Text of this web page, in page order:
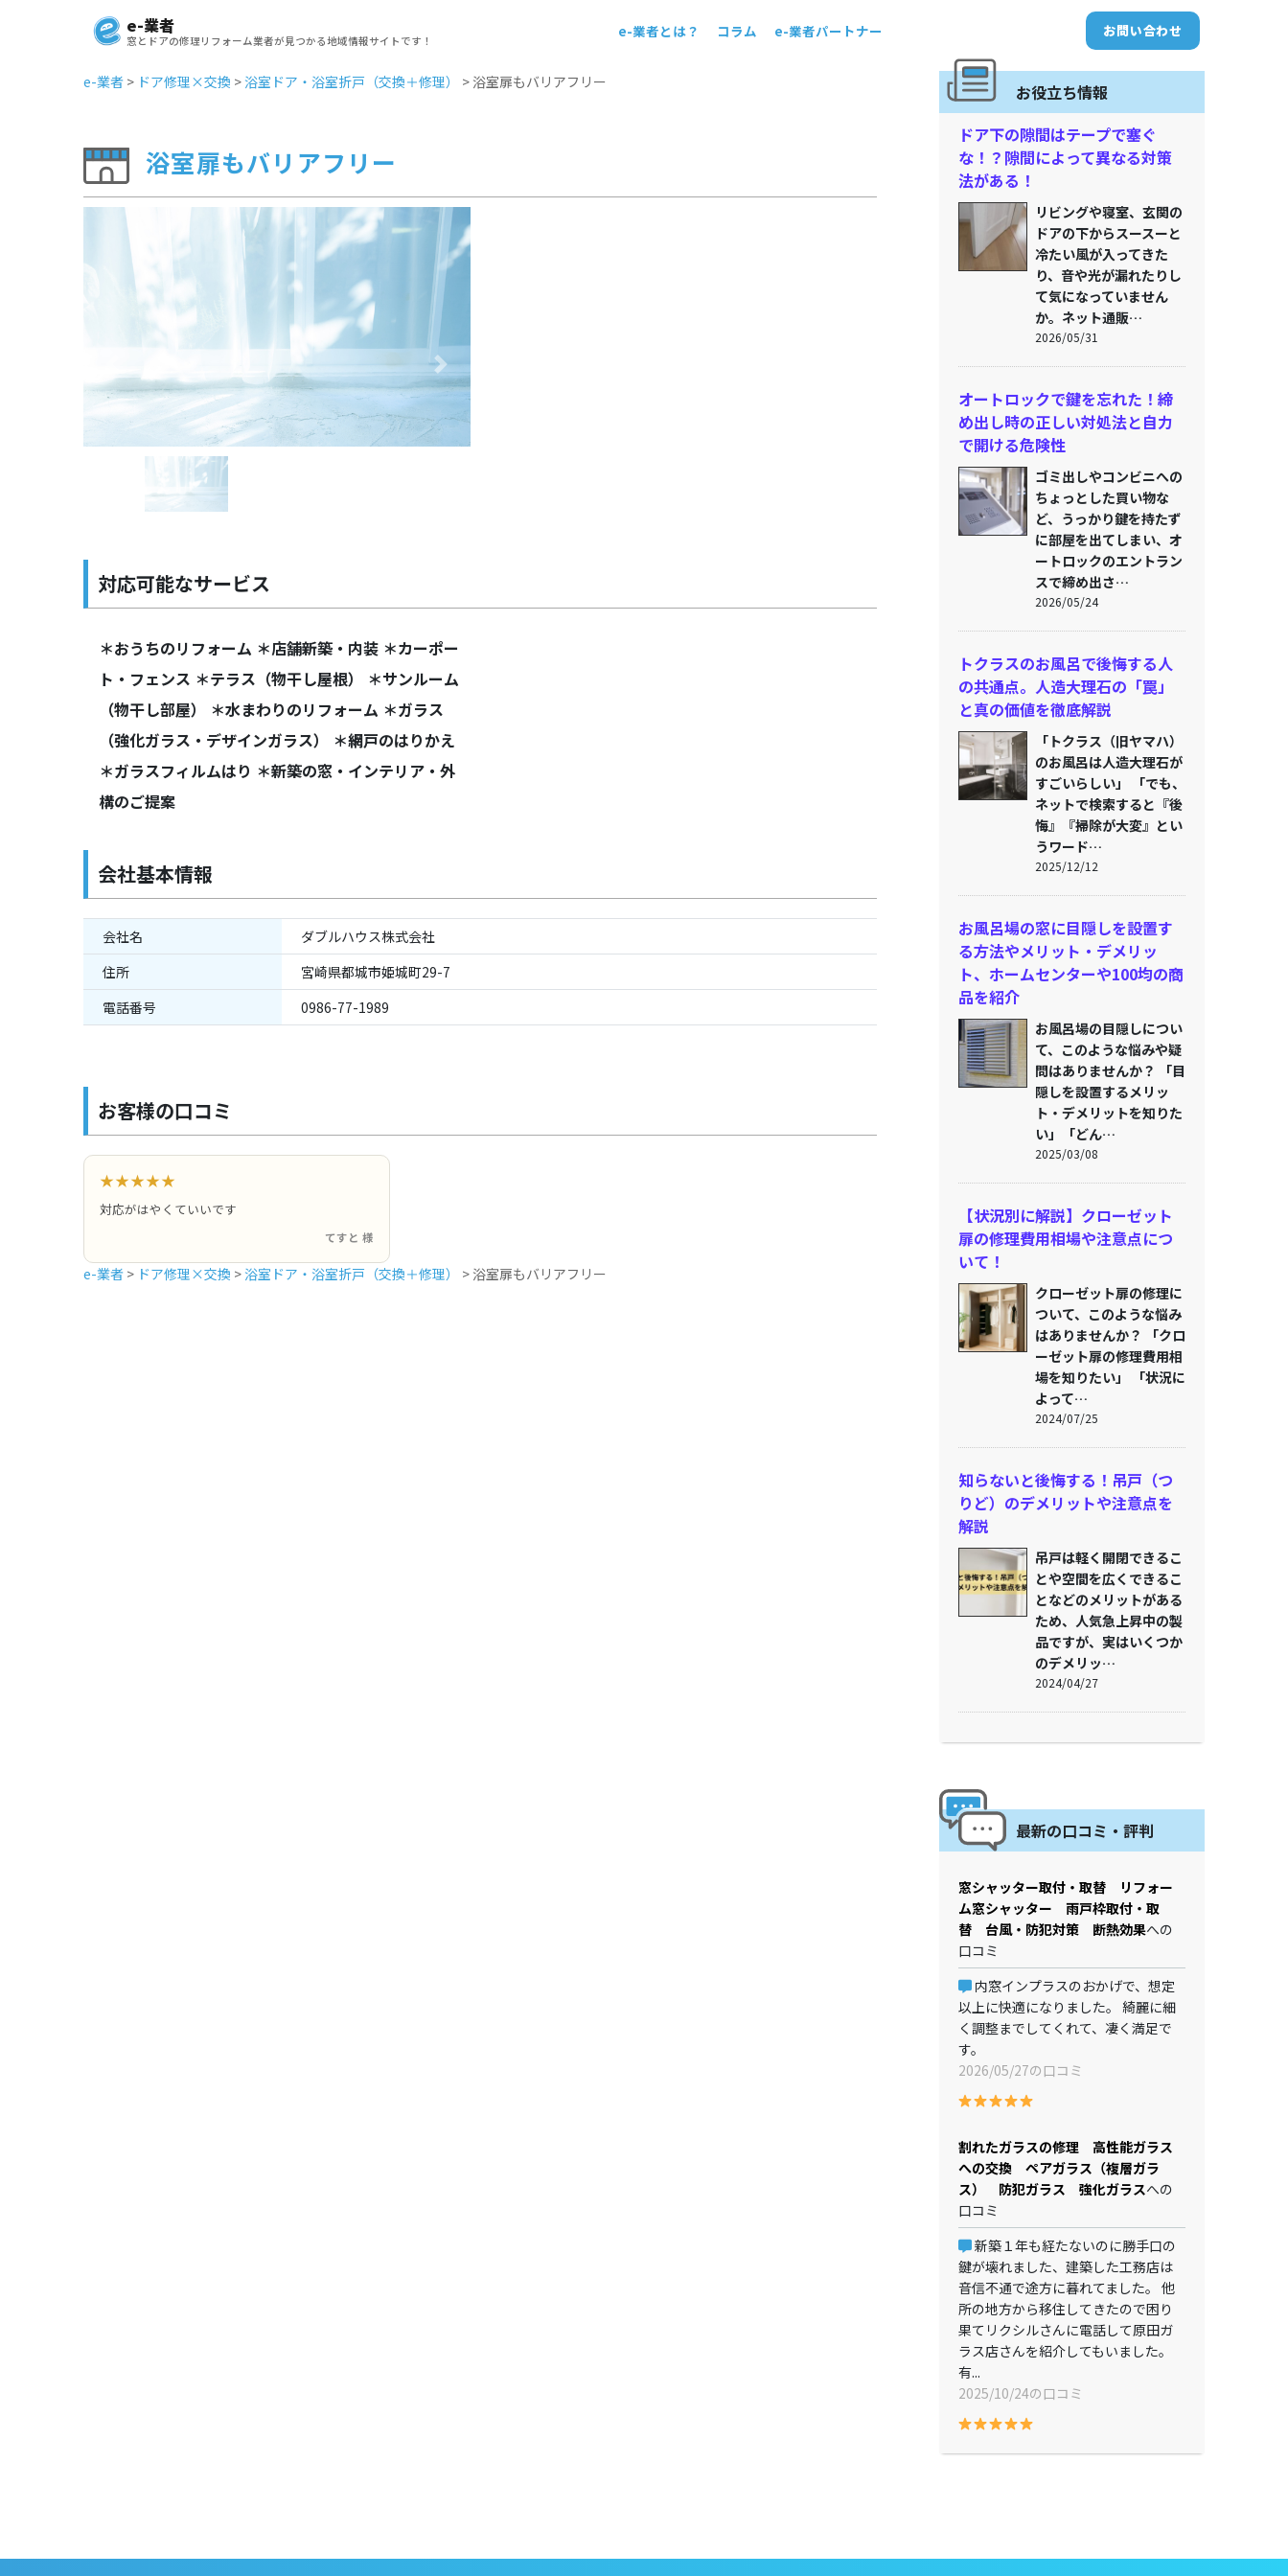
e-業者
窓とドアの修理リフォーム業者が見つかる地域情報サイトです！
e-業者とは？ コラム e-業者パートナー お問い合わせ
e-業者 > ドア修理×交換 > 浴室ドア・浴室折戸（交換＋修理） > 浴室扉もバリアフリー
浴室扉もバリアフリー
Previous Next
対応可能なサービス
＊おうちのリフォーム ＊店舗新築・内装 ＊カーポー
ト・フェンス ＊テラス（物干し屋根） ＊サンルーム
（物干し部屋） ＊水まわりのリフォーム ＊ガラス
（強化ガラス・デザインガラス） ＊網戸のはりかえ
＊ガラスフィルムはり ＊新築の窓・インテリア・外
構のご提案
会社基本情報
会社名
ダブルハウス株式会社
住所
宮崎県都城市姫城町29-7
電話番号
0986-77-1989
お客様の口コミ
★★★★★
対応がはやくていいです
てすと 様
e-業者 > ドア修理×交換 > 浴室ドア・浴室折戸（交換＋修理） > 浴室扉もバリアフリー
お役立ち情報
ドア下の隙間はテープで塞ぐ
な！？隙間によって異なる対策
法がある！
リビングや寝室、玄関の
ドアの下からスースーと
冷たい風が入ってきた
り、音や光が漏れたりし
て気になっていません
か。ネット通販…
2026/05/31
オートロックで鍵を忘れた！締
め出し時の正しい対処法と自力
で開ける危険性
ゴミ出しやコンビニへの
ちょっとした買い物な
ど、うっかり鍵を持たず
に部屋を出てしまい、オ
ートロックのエントラン
スで締め出さ…
2026/05/24
トクラスのお風呂で後悔する人
の共通点。人造大理石の「罠」
と真の価値を徹底解説
「トクラス（旧ヤマハ）
のお風呂は人造大理石が
すごいらしい」 「でも、
ネットで検索すると『後
悔』『掃除が大変』とい
うワード…
2025/12/12
お風呂場の窓に目隠しを設置す
る方法やメリット・デメリッ
ト、ホームセンターや100均の商
品を紹介
お風呂場の目隠しについ
て、このような悩みや疑
問はありませんか？ 「目
隠しを設置するメリッ
ト・デメリットを知りた
い」「どん…
2025/03/08
【状況別に解説】クローゼット
扉の修理費用相場や注意点につ
いて！
クローゼット扉の修理に
ついて、このような悩み
はありませんか？ 「クロ
ーゼット扉の修理費用相
場を知りたい」 「状況に
よって…
2024/07/25
知らないと後悔する！吊戸（つ
りど）のデメリットや注意点を
解説
吊戸は軽く開閉できるこ
とや空間を広くできるこ
となどのメリットがある
ため、人気急上昇中の製
品ですが、実はいくつか
のデメリッ…
2024/04/27
最新の口コミ・評判
窓シャッター取付・取替 リフォー
ム窓シャッター 雨戸枠取付・取
替 台風・防犯対策 断熱効果への
口コミ
内窓インプラスのおかげで、想定
以上に快適になりました。 綺麗に細
く調整までしてくれて、凄く満足で
す。
2026/05/27の口コミ
割れたガラスの修理 高性能ガラス
への交換 ペアガラス（複層ガラ
ス） 防犯ガラス 強化ガラスへの
口コミ
新築１年も経たないのに勝手口の
鍵が壊れました、建築した工務店は
音信不通で途方に暮れてました。 他
所の地方から移住してきたので困り
果てリクシルさんに電話して原田ガ
ラス店さんを紹介してもいました。
有...
2025/10/24の口コミ